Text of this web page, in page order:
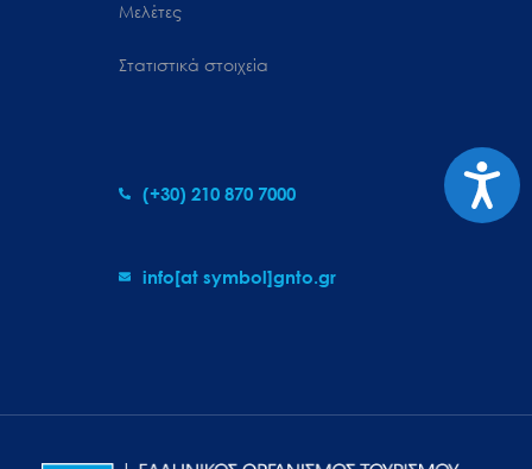
Μελέτες
Στατιστικά στοιχεία
(+30) 210 870 7000
info[at symbol]gnto.gr